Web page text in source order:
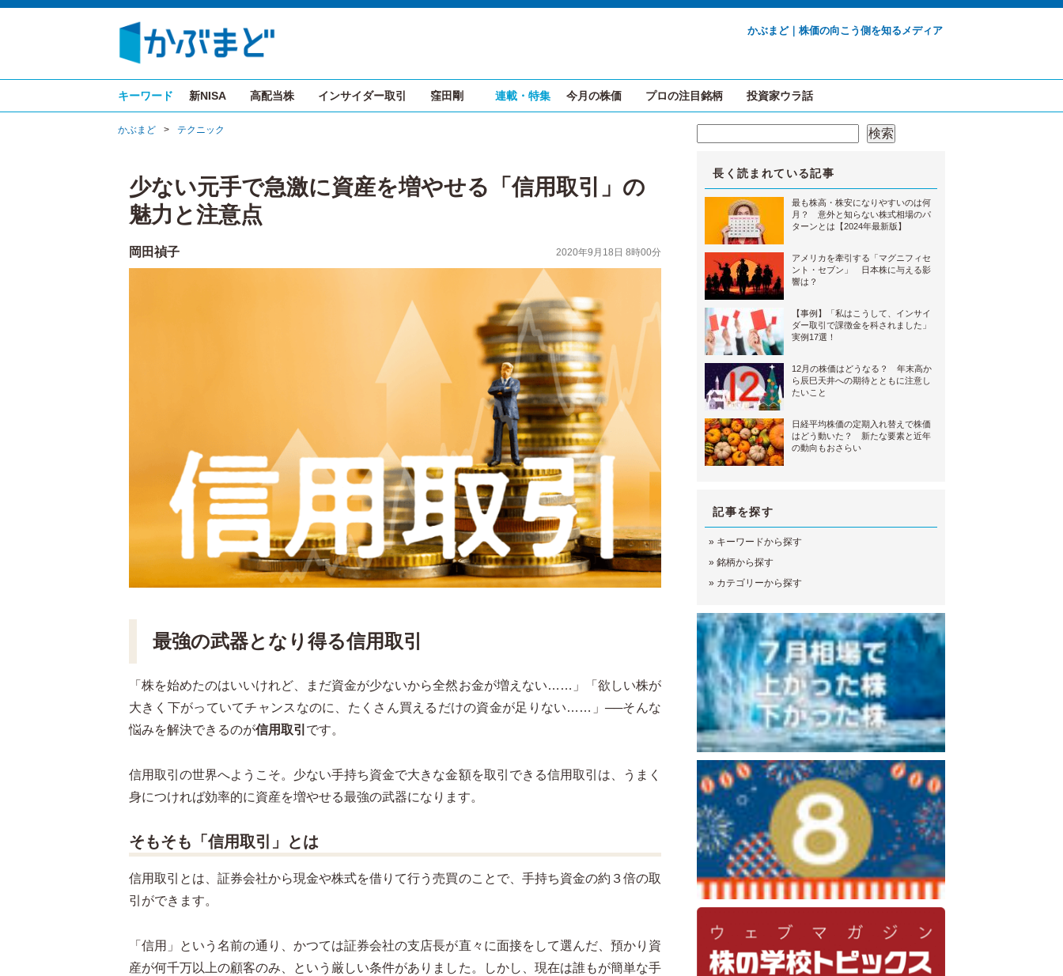
かぶまど｜株価の向こう側を知るメディア
キーワード 新NISA 高配当株 インサイダー取引 窪田剛 連載・特集 今月の株価 プロの注目銘柄 投資家ウラ話
かぶまど > テクニック
少ない元手で急激に資産を増やせる「信用取引」の
魅力と注意点
岡田禎子 2020年9月18日 8時00分
最強の武器となり得る信用取引
「株を始めたのはいいけれど、まだ資金が少ないから全然お金が増えない……」「欲しい株が
大きく下がっていてチャンスなのに、たくさん買えるだけの資金が足りない……」──そんな
悩みを解決できるのが信用取引 です。
信用取引の世界へようこそ。少ない手持ち資金で大きな金額を取引できる信用取引は、うまく
身につければ効率的に資産を増やせる最強の武器になります。
そもそも「信用取引」とは
信用取引とは、証券会社から現金や株式を借りて行う売買のことで、手持ち資金の約３倍の取
引ができます。
「信用」という名前の通り、かつては証券会社の支店長が直々に面接をして選んだ、預かり資
産が何千万以上の顧客のみ、という厳しい条件がありました。しかし、現在は誰もが簡単な手
検索
長く読まれている記事
最も株高・株安になりやすいのは何
月？ 意外と知らない株式相場のパ
ターンとは【2024年最新版】
アメリカを牽引する「マグニフィセ
ント・セブン」 日本株に与える影
響は？
【事例】「私はこうして、インサイ
ダー取引で課徴金を科されました」
実例17選！
12月の株価はどうなる？ 年末高か
ら辰巳天井への期待とともに注意し
たいこと
日経平均株価の定期入れ替えで株価
はどう動いた？ 新たな要素と近年
の動向もおさらい
記事を探す
» キーワードから探す
»銘柄から探す
» カテゴリーから探す